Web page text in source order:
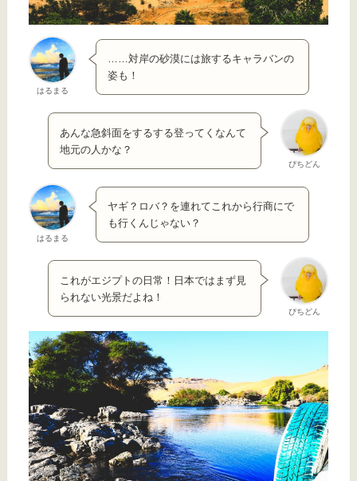
はるまる
……対岸の砂漠には旅するキャラバンの
姿も！
ぴちどん
あんな急斜面をするする登ってくなんて
地元の人かな？
はるまる
ヤギ？ロバ？を連れてこれから行商にで
も行くんじゃない？
ぴちどん
これがエジプトの日常！日本ではまず見
られない光景だよね！